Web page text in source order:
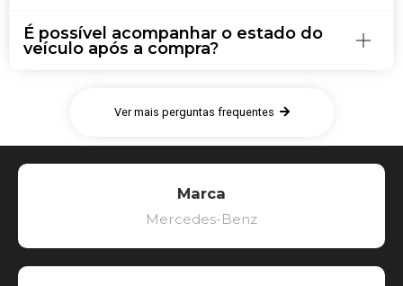
É possível acompanhar o estado do
veículo após a compra?
Ver mais perguntas frequentes
Marca
Mercedes-Benz